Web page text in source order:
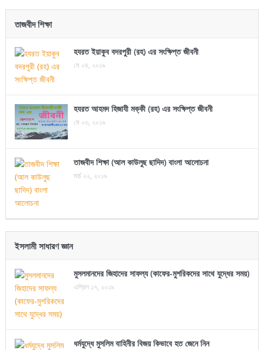
তাজবীদ শিক্ষা
হযরত ইয়াকুব বদরপুরী (রহ) এর সংক্ষিপ্ত জীবনী
মে ০৪, ২০১৯
হযরত আহমদ হিজাযী মক্কী (রহ) এর সংক্ষিপ্ত জীবনী
মে ০৩, ২০১৯
তাজবীদ শিক্ষা (আল কাউলুছ ছাদিদ) বাংলা আলোচনা
মার্চ ২২, ২০১৯
ইসলামী সাধারণ জ্ঞান
মুসলমানদের জিহাদের সাফল্য (কাফের-মুশরিকদের সাথে যুদ্ধের সময়)
এপ্রিল ১৭, ২০১৯
ধর্মযুদ্ধে মুসলিম বাহিনীর বিজয় কিভাবে হত জেনে নিন